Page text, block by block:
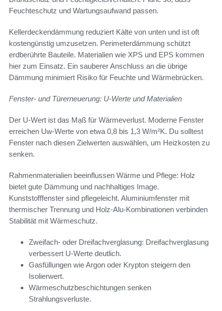
Feuchteschutz und Wartungsaufwand passen.
Kellerdeckendämmung reduziert Kälte von unten und ist oft
kostengünstig umzusetzen. Perimeterdämmung schützt
erdberührte Bauteile. Materialien wie XPS und EPS kommen
hier zum Einsatz. Ein sauberer Anschluss an die übrige
Dämmung minimiert Risiko für Feuchte und Wärmebrücken.
Fenster- und Türerneuerung: U-Werte und Materialien
Der U-Wert ist das Maß für Wärmeverlust. Moderne Fenster
erreichen Uw-Werte von etwa 0,8 bis 1,3 W/m²K. Du solltest
Fenster nach diesen Zielwerten auswählen, um Heizkosten zu
senken.
Rahmenmaterialien beeinflussen Wärme und Pflege: Holz
bietet gute Dämmung und nachhaltiges Image.
Kunststofffenster sind pflegeleicht. Aluminiumfenster mit
thermischer Trennung und Holz-Alu-Kombinationen verbinden
Stabilität mit Wärmeschutz.
Zweifach- oder Dreifachverglasung: Dreifachverglasung
verbessert U-Werte deutlich.
Gasfüllungen wie Argon oder Krypton steigern den
Isolierwert.
Wärmeschutzbeschichtungen senken
Strahlungsverluste.